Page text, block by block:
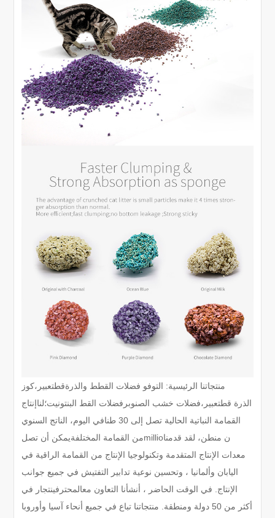
منتجاتنا الرئيسية: التوفو فضلات القطط والذرةقطتعبير،كوز
الذرة قطتعبير،فضلات خشب الصنوبر فضلات القط البنتونيت؛لناإنتاج
القمامة النباتية الحالية تصل إلى 30 طنا
في اليوم، الناتج السنوي
من القمامة المختلفةيمكن أن تصل millio ن منطن، لقد قدمنا
معدات الإنتاج المتقدمة وتكنولوجيا الإنتاج من القمامة الراقية في
اليابان وألمانيا ، وتحسين نوعية تدابير التفتيش في جميع جوانب
الإنتاج. في الوقت الحاضر ، أنشأنا التعاون معالمحترفينتجار في
أكثر من 50 دولة ومنطقة. منتجاتنا تباع في جميع أنحاء آسيا وأوروبا